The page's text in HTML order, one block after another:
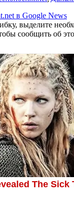
в Google News
выделите
сообщить об